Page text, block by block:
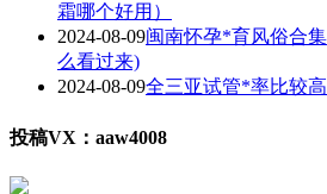
霜哪个好用）
2024-08-09闽南怀孕*育风俗合
么看过来)
2024-08-09全三亚试管*率比较
投稿VX：aaw4008